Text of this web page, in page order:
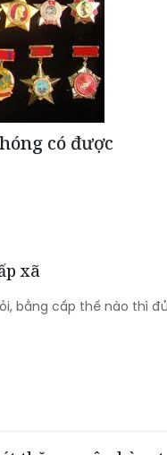
có được
xã
bằng cấp thế nào thì